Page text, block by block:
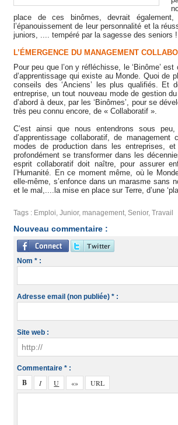
place de ces binômes, devrait
l’épanouissement de leur personnalité et la
juniors, .... tempéré par la sagesse des seniors !
L’ÉMERGENCE DU MANAGEMENT
Pour peu que l’on y réfléchisse, le ‘Binôme’
d’apprentissage qui existe au Monde. Quoi de
conseils des ‘Anciens’ les plus qualifiés. Et
entreprise, un tout nouveau mode de gestion
d’abord à deux, par les ‘Binômes’, pour se
très peu connu encore, de « Collaboratif ».
C’est ainsi que nous entendrons sous
d’apprentissage collaboratif, de
modes de production dans les entreprises,
profondément se transformer dans les
esprit collaboratif doit naître, pour assurer
l’Humanité. En ce moment même, où le
elle-même, s’enfonce dans un marasme
et le mal,....la mise en place sur Terre, d’une
Tags : Emploi, Junior, management, Senior, Travail
Nouveau commentaire :
Nom * :
Adresse email (non publiée) * :
Site web :
Commentaire * :